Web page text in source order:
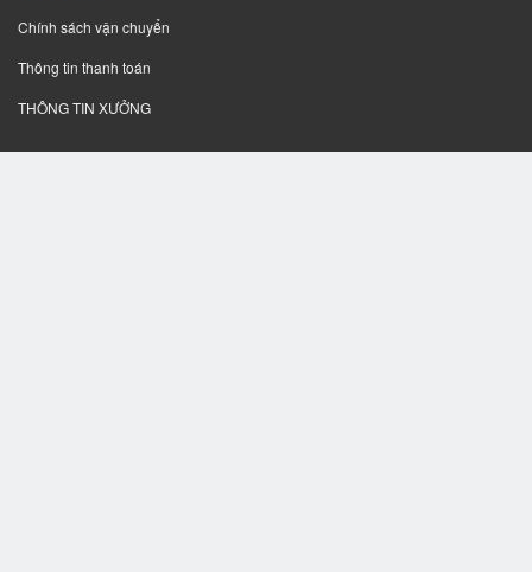
Chính sách vận chuyển
Thông tin thanh toán
THÔNG TIN XƯỞNG